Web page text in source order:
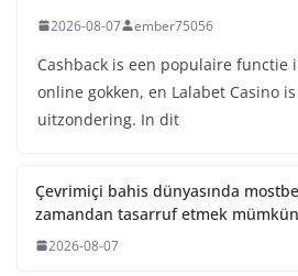
2026-08-07 ember75056
Cashback is een populaire functie
online gokken, en Lalabet Casino
uitzondering. In dit
Çevrimiçi bahis dünyasında
zamandan tasarruf etmek
2026-08-07